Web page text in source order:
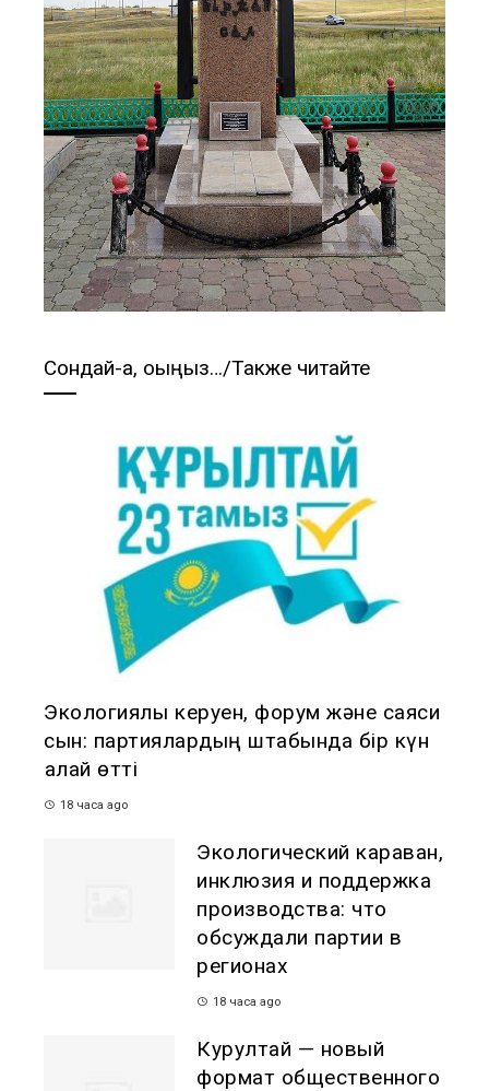
Сондай-ақ, оқыңыз…/Также читайте
Экологиялық керуен, форум және саяси
сын: партиялардың штабында бір күн
қалай өтті
18 часа ago
Экологический караван,
инклюзия и поддержка
производства: что
обсуждали партии в
регионах
18 часа ago
Курултай — новый
формат общественного